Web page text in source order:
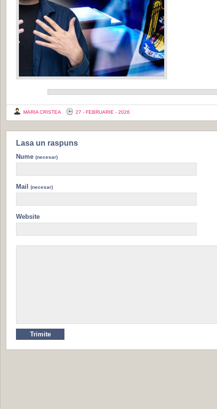
MARIA CRISTEA 27 - FEBRUARIE - 2026
Lasa un raspuns
Nume (necesar)
Mail (necesar)
Website